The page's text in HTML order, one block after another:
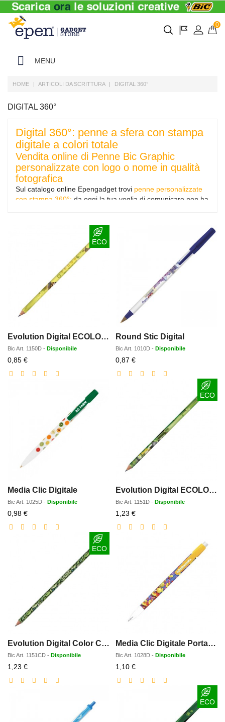
0
MENU
HOME ARTICOLI DA SCRITTURA DIGITAL 360°
DIGITAL 360°
Digital 360°: penne a sfera con stampa
digitale a colori totale
Vendita online di Penne Bic Graphic
personalizzate con logo o nome in qualità
fotografica
Sul catalogo online Epengadget trovi penne personalizzate
con stampa 360°: da oggi la tua voglia di comunicare non ha
e renderli unici grazie ad una
personalizzazione con stampa a colori
ECO
Evolution Digital ECOLOGICA senza gomma
Bic Art. 1150D - Disponibile
0,85 €Prezzo
scontato
Round Stic Digital
Bic Art. 1010D - Disponibile
0,87 €Prezzo
scontato
Media Clic Digitale
Bic Art. 1025D - Disponibile
0,98 €Prezzo
scontato
ECO
Evolution Digital ECOLOGICA con gomma
Bic Art. 1151D - Disponibile
1,23 €Prezzo
scontato
ECO
Evolution Digital Color Connection ECOLOGICA
Bic Art. 1151CD - Disponibile
1,23 €Prezzo
scontato
Media Clic Digitale Portamine
Bic Art. 1028D - Disponibile
1,10 €Prezzo
scontato
ECO